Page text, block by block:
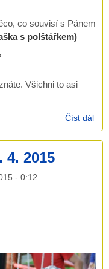
co souvisí s Pánem
s polštářkem)
Všichni to asi
Číst dál
4. 2015
- 0:12